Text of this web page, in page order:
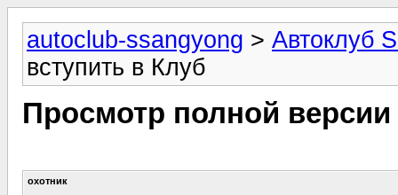
autoclub-ssangyong > Автоклуб
вступить в Клуб
Просмотр полной
охотник